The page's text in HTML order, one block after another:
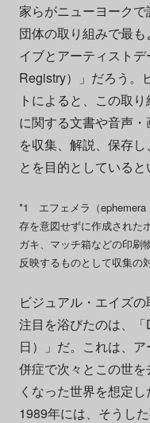
家らがニューヨーク
団体の取り組みで最
イブとアーティスト
Registry）」だろう。
トによると、この取
に関する文書や音声・
を収集、解説、保存
とを目的としていると
*1 エフェメラ（ephemera
存を意図せずに作成された
ガキ、マッチ箱などの印刷
反映するものとして収集の
ビジュアル・エイズ
注目を浴びたのは、
日）」だ。これは、
併症で次々とこの世
くなった世界を想定
1989年には、そうし